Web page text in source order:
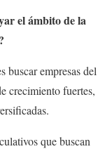
el ámbito de la
buscar empresas del
crecimiento fuertes,
que buscan